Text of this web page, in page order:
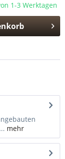
1-3 Werktagen
mehr